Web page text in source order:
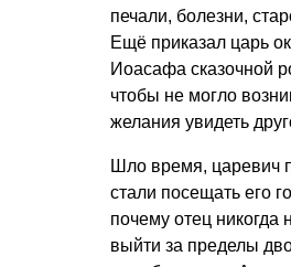
печали, болезни,
Ещё приказал царь
Иоасафа сказочной
чтобы не могло
желания увидеть
Шло время, царевич
стали посещать его
почему отец никогда
выйти за пределы